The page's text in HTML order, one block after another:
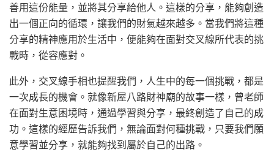
善用這份能量，並將其分享給他人。這樣的分享，能夠創造
出一個正向的循環，讓我們的財氣越來越多。當我們將這種
分享的精神應用於生活中，便能夠在面對交叉線所代表的挑
戰時，從容應對。
此外，交叉線手相也提醒我們，人生中的每一個挑戰，都是
一次成長的機會。就像新屋八路財神廟的故事一樣，曾老師
在面對生意困境時，通過學習與分享，最終創造了自己的成
功。這樣的經歷告訴我們，無論面對何種挑戰，只要我們願
意學習並分享，就能夠找到屬於自己的出路。